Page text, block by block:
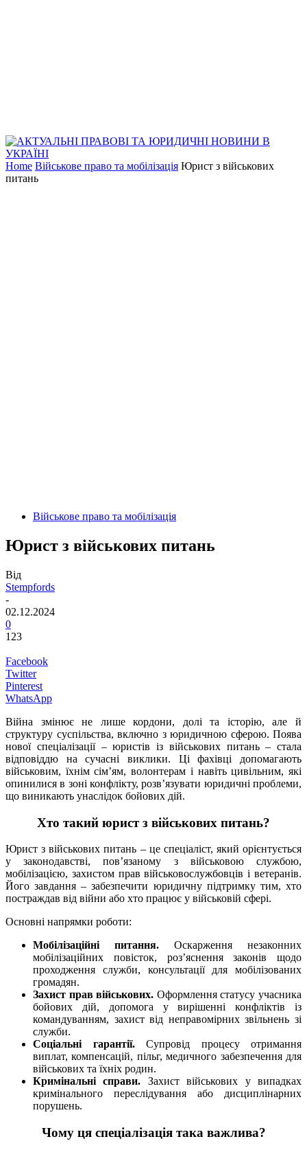
Home Військове право та мобілізація Юрист з військових
питань
Військове право та мобілізація
Юрист з військових питань
Від
Stempfords
-
02.12.2024
0
123
Facebook
Twitter
Pinterest
WhatsApp
Війна змінює не лише кордони, долі та історію, але й
структуру суспільства, включно з юридичною сферою. Поява
нової спеціалізації – юристів із військових питань – стала
відповіддю на сучасні виклики. Ці фахівці допомагають
військовим, їхнім сім’ям, волонтерам і навіть цивільним, які
опинилися в зоні конфлікту, розв’язувати юридичні проблеми,
що виникають унаслідок бойових дій.
Хто такий юрист з військових питань?
Юрист з військових питань – це спеціаліст, який орієнтується
у законодавстві, пов’язаному з військовою службою,
мобілізацією, захистом прав військовослужбовців і ветеранів.
Його завдання – забезпечити юридичну підтримку тим, хто
постраждав від війни або хто працює у військовій сфері.
Основні напрямки роботи:
Мобілізаційні питання. Оскарження незаконних
мобілізаційних повісток, роз’яснення законів щодо
проходження служби, консультації для мобілізованих
громадян.
Захист прав військових. Оформлення статусу учасника
бойових дій, допомога у вирішенні конфліктів із
командуванням, захист від неправомірних звільнень зі
служби.
Соціальні гарантії.Супровід процесу отримання
виплат, компенсацій, пільг, медичного забезпечення для
військових та їхніх родин.
Кримінальні справи. Захист військових у випадках
кримінального переслідування або дисциплінарних
порушень.
Чому ця спеціалізація така важлива?